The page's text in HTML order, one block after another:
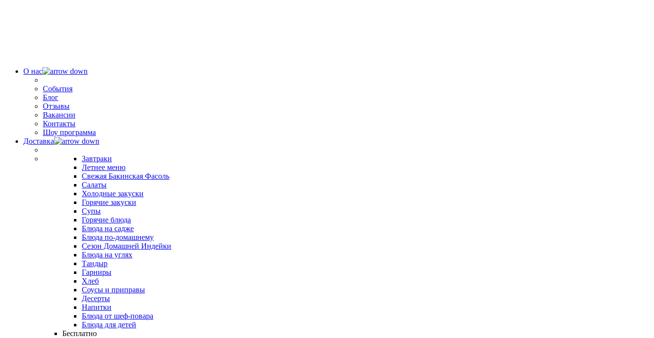
О нас
События
Блог
Отзывы
Вакансии
Контакты
Шоу программа
Доставка
Завтраки
Летнее меню
Свежая Бакинская Фасоль
Салаты
Холодные закуски
Горячие закуски
Супы
Горячие блюда
Блюда на садже
Блюда по-домашнему
Сезон Домашней Индейки
Блюда на углях
Тандыр
Гарниры
Хлеб
Соусы и приправы
Десерты
Напитки
Блюда от шеф-повара
Блюда для детей
Бесплатно